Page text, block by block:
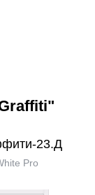
23.Д
Pro